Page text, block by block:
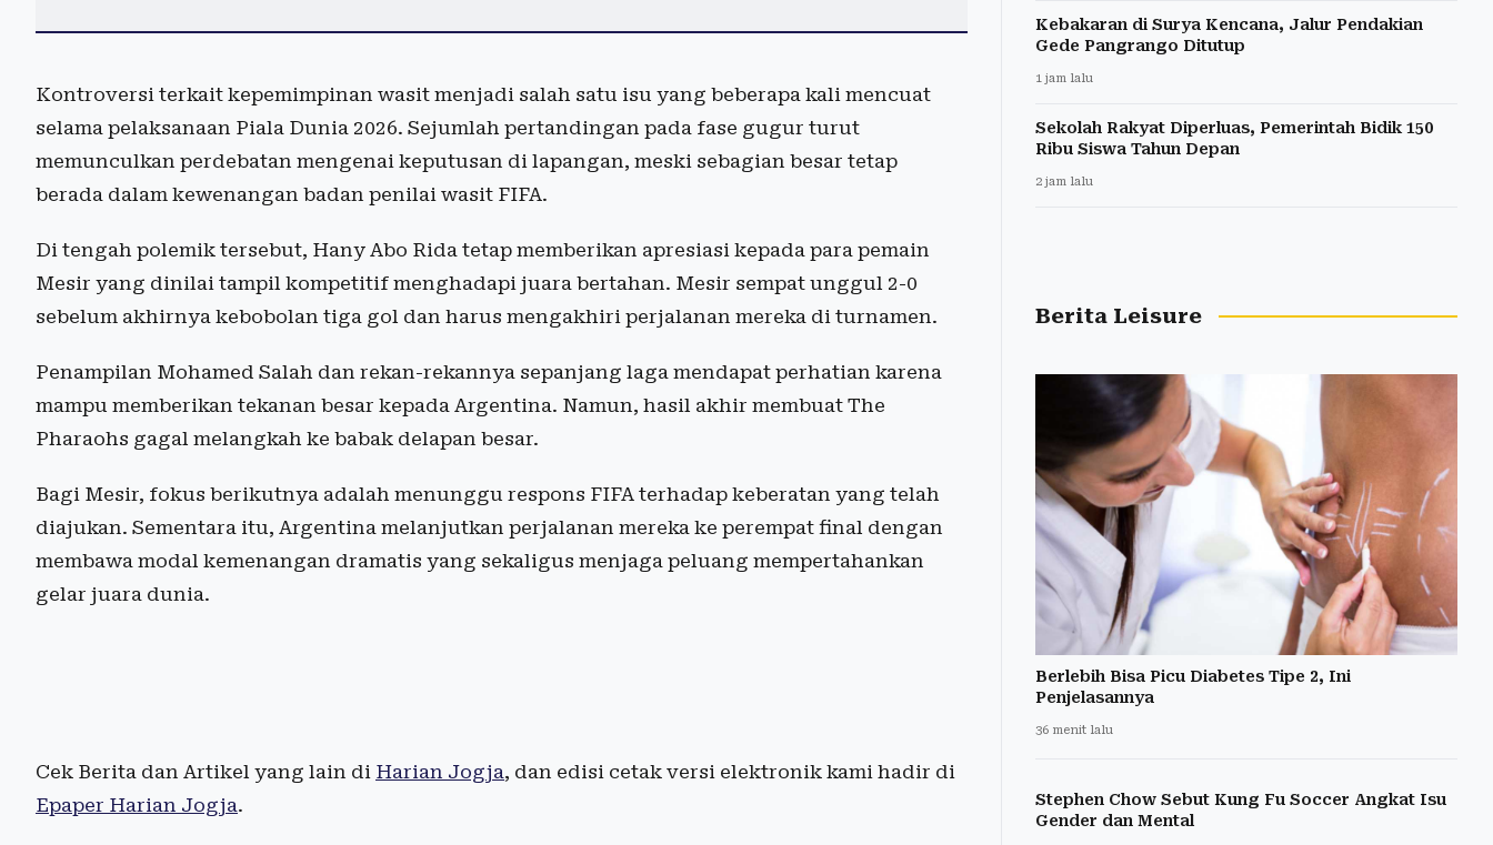
Kontroversi terkait kepemimpinan wasit menjadi salah satu isu yang beberapa kali mencuat
selama pelaksanaan Piala Dunia 2026. Sejumlah pertandingan pada fase gugur turut
memunculkan perdebatan mengenai keputusan di lapangan, meski sebagian besar tetap
berada dalam kewenangan badan penilai wasit FIFA.
Di tengah polemik tersebut, Hany Abo Rida tetap memberikan apresiasi kepada para pemain
Mesir yang dinilai tampil kompetitif menghadapi juara bertahan. Mesir sempat unggul 2-0
sebelum akhirnya kebobolan tiga gol dan harus mengakhiri perjalanan mereka di turnamen.
Penampilan Mohamed Salah dan rekan-rekannya sepanjang laga mendapat perhatian karena
mampu memberikan tekanan besar kepada Argentina. Namun, hasil akhir membuat The
Pharaohs gagal melangkah ke babak delapan besar.
Bagi Mesir, fokus berikutnya adalah menunggu respons FIFA terhadap keberatan yang telah
diajukan. Sementara itu, Argentina melanjutkan perjalanan mereka ke perempat final dengan
membawa modal kemenangan dramatis yang sekaligus menjaga peluang mempertahankan
gelar juara dunia.
Cek Berita dan Artikel yang lain di Harian Jogja, dan edisi cetak versi elektronik kami hadir di
Epaper Harian Jogja.
Kebakaran di Surya Kencana, Jalur Pendakian
Gede Pangrango Ditutup
1 jam lalu
Sekolah Rakyat Diperluas, Pemerintah Bidik 150
Ribu Siswa Tahun Depan
2 jam lalu
Berita Leisure
Berlebih Bisa Picu Diabetes Tipe 2, Ini
Penjelasannya
36 menit lalu
Stephen Chow Sebut Kung Fu Soccer Angkat Isu
Gender dan Mental